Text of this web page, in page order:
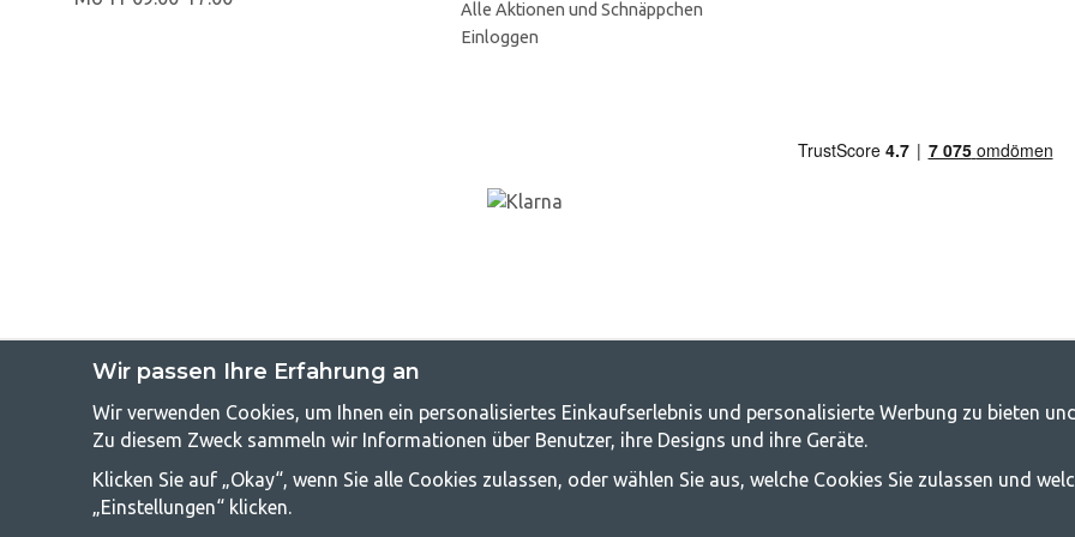
Alle Aktionen und Schnäppchen
Einloggen
GetCamping.de - Ihr Geschäft für Camping und
Campingzubehör benötigen. Wir finden, dass Camping für alle erschwinglich sein sollte, und bieten daher wirklich gute Preise für
und Outdoor-Aktivitäten. Unser Ziel ist es, in jeder Preisklasse die beste Campingausrüstung in Bezug auf Qualität und Funktionalität
Wir passen Ihre Erfahrung an
Wir verwenden Cookies, um Ihnen ein personalisiertes Einkaufserlebnis und personalisierte Werbung zu bieten
Zu diesem Zweck sammeln wir Informationen über Benutzer, ihre Designs und ihre Geräte.
Klicken Sie auf „Okay“, wenn Sie alle Cookies zulassen, oder wählen Sie aus, welche Cookies Sie zulassen und
„Einstellungen“ klicken.